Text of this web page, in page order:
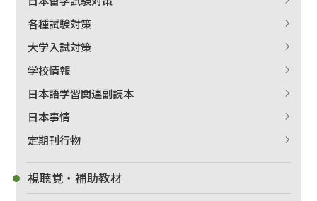
各種試験対策
大学入試対策
学校情報
日本語学習関連副読本
日本事情
定期刊行物
視聴覚・補助教材